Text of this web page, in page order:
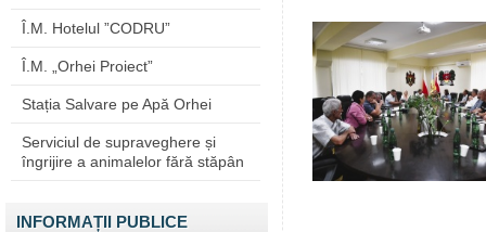
Î.M. Hotelul ”CODRU”
Î.M. „Orhei Proiect”
Stația Salvare pe Apă Orhei
Serviciul de supraveghere și
îngrijire a animalelor fără stăpân
INFORMAȚII PUBLICE